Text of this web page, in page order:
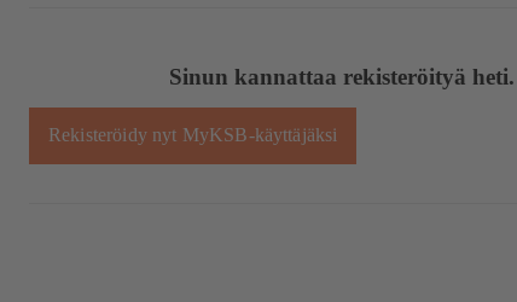
Sinun kannattaa rekisteröityä heti.
Rekisteröidy nyt MyKSB-käyttäjäksi